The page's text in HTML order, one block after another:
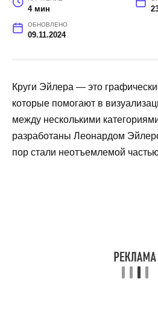
4 мин
ОБНОВЛЕНО
09.11.2024
Круги Эйлера — это
которые помогают в
между несколькими
разработаны Леонардом
пор стали неотъемлемой